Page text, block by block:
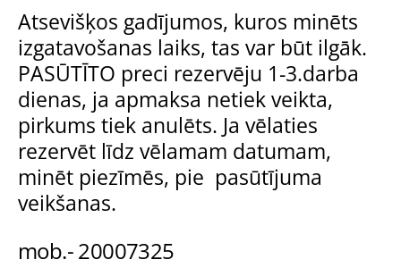
Atsevišķos gadījumos, kuros minēts
izgatavošanas laiks, tas var būt ilgāk.
PASŪTĪTO preci rezervēju 1-3.darba
dienas, ja apmaksa netiek veikta,
pirkums tiek anulēts. Ja vēlaties
rezervēt līdz vēlamam datumam,
minēt piezīmēs, pie pasūtījuma
veikšanas.
mob.- 20007325